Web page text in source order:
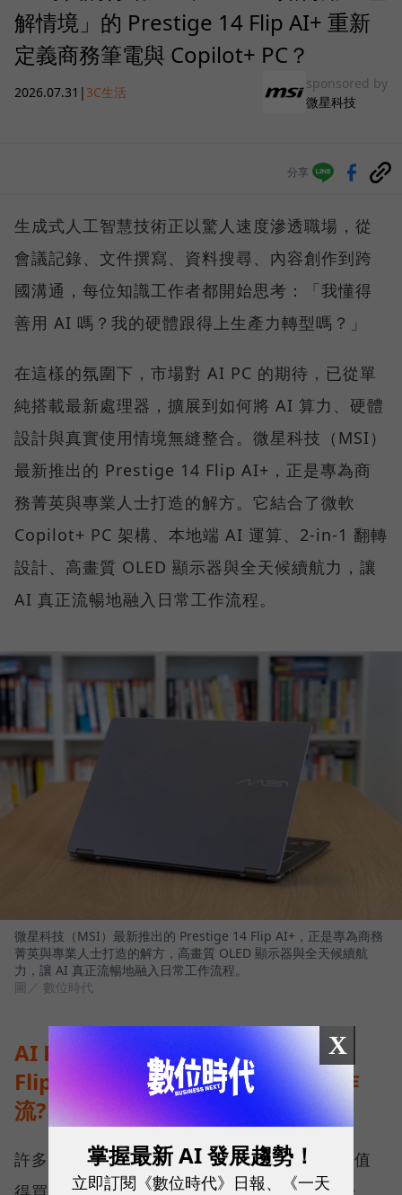
解情境」的 Prestige 14 Flip AI+ 重新
定義商務筆電與 Copilot+ PC？
2026.07.31 | 3C生活
sponsored by
微星科技
分享
生成式人工智慧技術正以驚人速度滲透職場，從
會議記錄、文件撰寫、資料搜尋、內容創作到跨
國溝通，每位知識工作者都開始思考：「我懂得
善用 AI 嗎？我的硬體跟得上生產力轉型嗎？」
在這樣的氛圍下，市場對 AI PC 的期待，已從單
純搭載最新處理器，擴展到如何將 AI 算力、硬體
設計與真實使用情境無縫整合。微星科技（MSI）
最新推出的 Prestige 14 Flip AI+，正是專為商
務菁英與專業人士打造的解方。它結合了微軟
Copilot+ PC 架構、本地端 AI 運算、2-in-1 翻轉
設計、高畫質 OLED 顯示器與全天候續航力，讓
AI 真正流暢地融入日常工作流程。
微星科技（MSI）最新推出的 Prestige 14 Flip AI+，正是專為商務
菁英與專業人士打造的解方，高畫質 OLED 顯示器與全天候續航
力，讓 AI 真正流暢地融入日常工作流程。
圖／ 數位時代
AI PC 時代來臨：MSI Prestige 14
Flip AI+ 如何用地端AI算力重塑工作
流?
許多經理人在更換電腦時常問：「AI PC 真的值
X
掌握最新 AI 發展趨勢！
立即訂閱《數位時代》日報、《一天